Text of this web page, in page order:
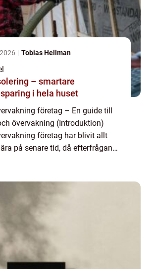
Tobias Hellman
– smartare
i hela huset
företag – En guide till
övervakning (Introduktion)
företag har blivit allt
på senare tid, då efterfrågan